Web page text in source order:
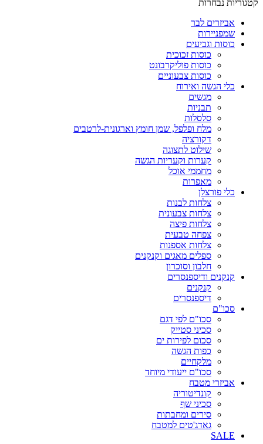
קטגוריות נבחרות
אביזרים לבר
שמפניירות
כוסות וגביעים
כוסות זכוכית
כוסות פוליקרבונט
כוסות צבעוניים
כלי הגשה ואירוח
מגשים
תבניות
סלסלות
מלח ופלפל, שמן חומץ וארגונית-לרטבים
דקורציה
שילוט לתצוגה
קערות וקעריות הגשה
מחממי אוכל
מאפרות
כלי פורצלן
צלחות לבנות
צלחות צבעונית
צלחות פיצה
צפחה טבעית
צלחות אספנות
ספלים מאגים וקנקנים
חלבון וסוכרון
קנקנים ודיספנסרים
קנקנים
דיספנסרים
סכו"ם
סכו"ם לפי דגם
סכיני סטייק
סכום לפירות ים
כפות הגשה
מלקחיים
סכו"ם ייעודי מיוחד
אביזרי מטבח
קונדיטוריה
סכיני שף
סירים ומחבתות
גאדג'טים למטבח
SALE